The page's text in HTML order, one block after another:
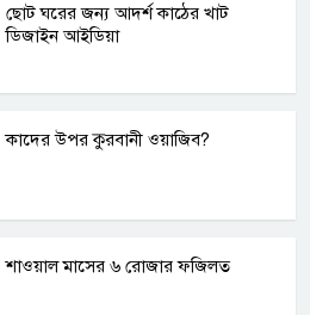
ছোট ঘরের জন্য আদর্শ কাঠের খাট
ডিজাইন আইডিয়া
কাদের উপর কুরবানী ওয়াজিব?
শাওয়াল মাসের ৬ রোজার ফজিলত